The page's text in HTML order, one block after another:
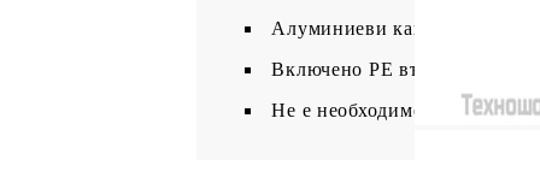
Алуминиеви капси
Включено PE въже от 24 м
Не е необходимо сглобяване